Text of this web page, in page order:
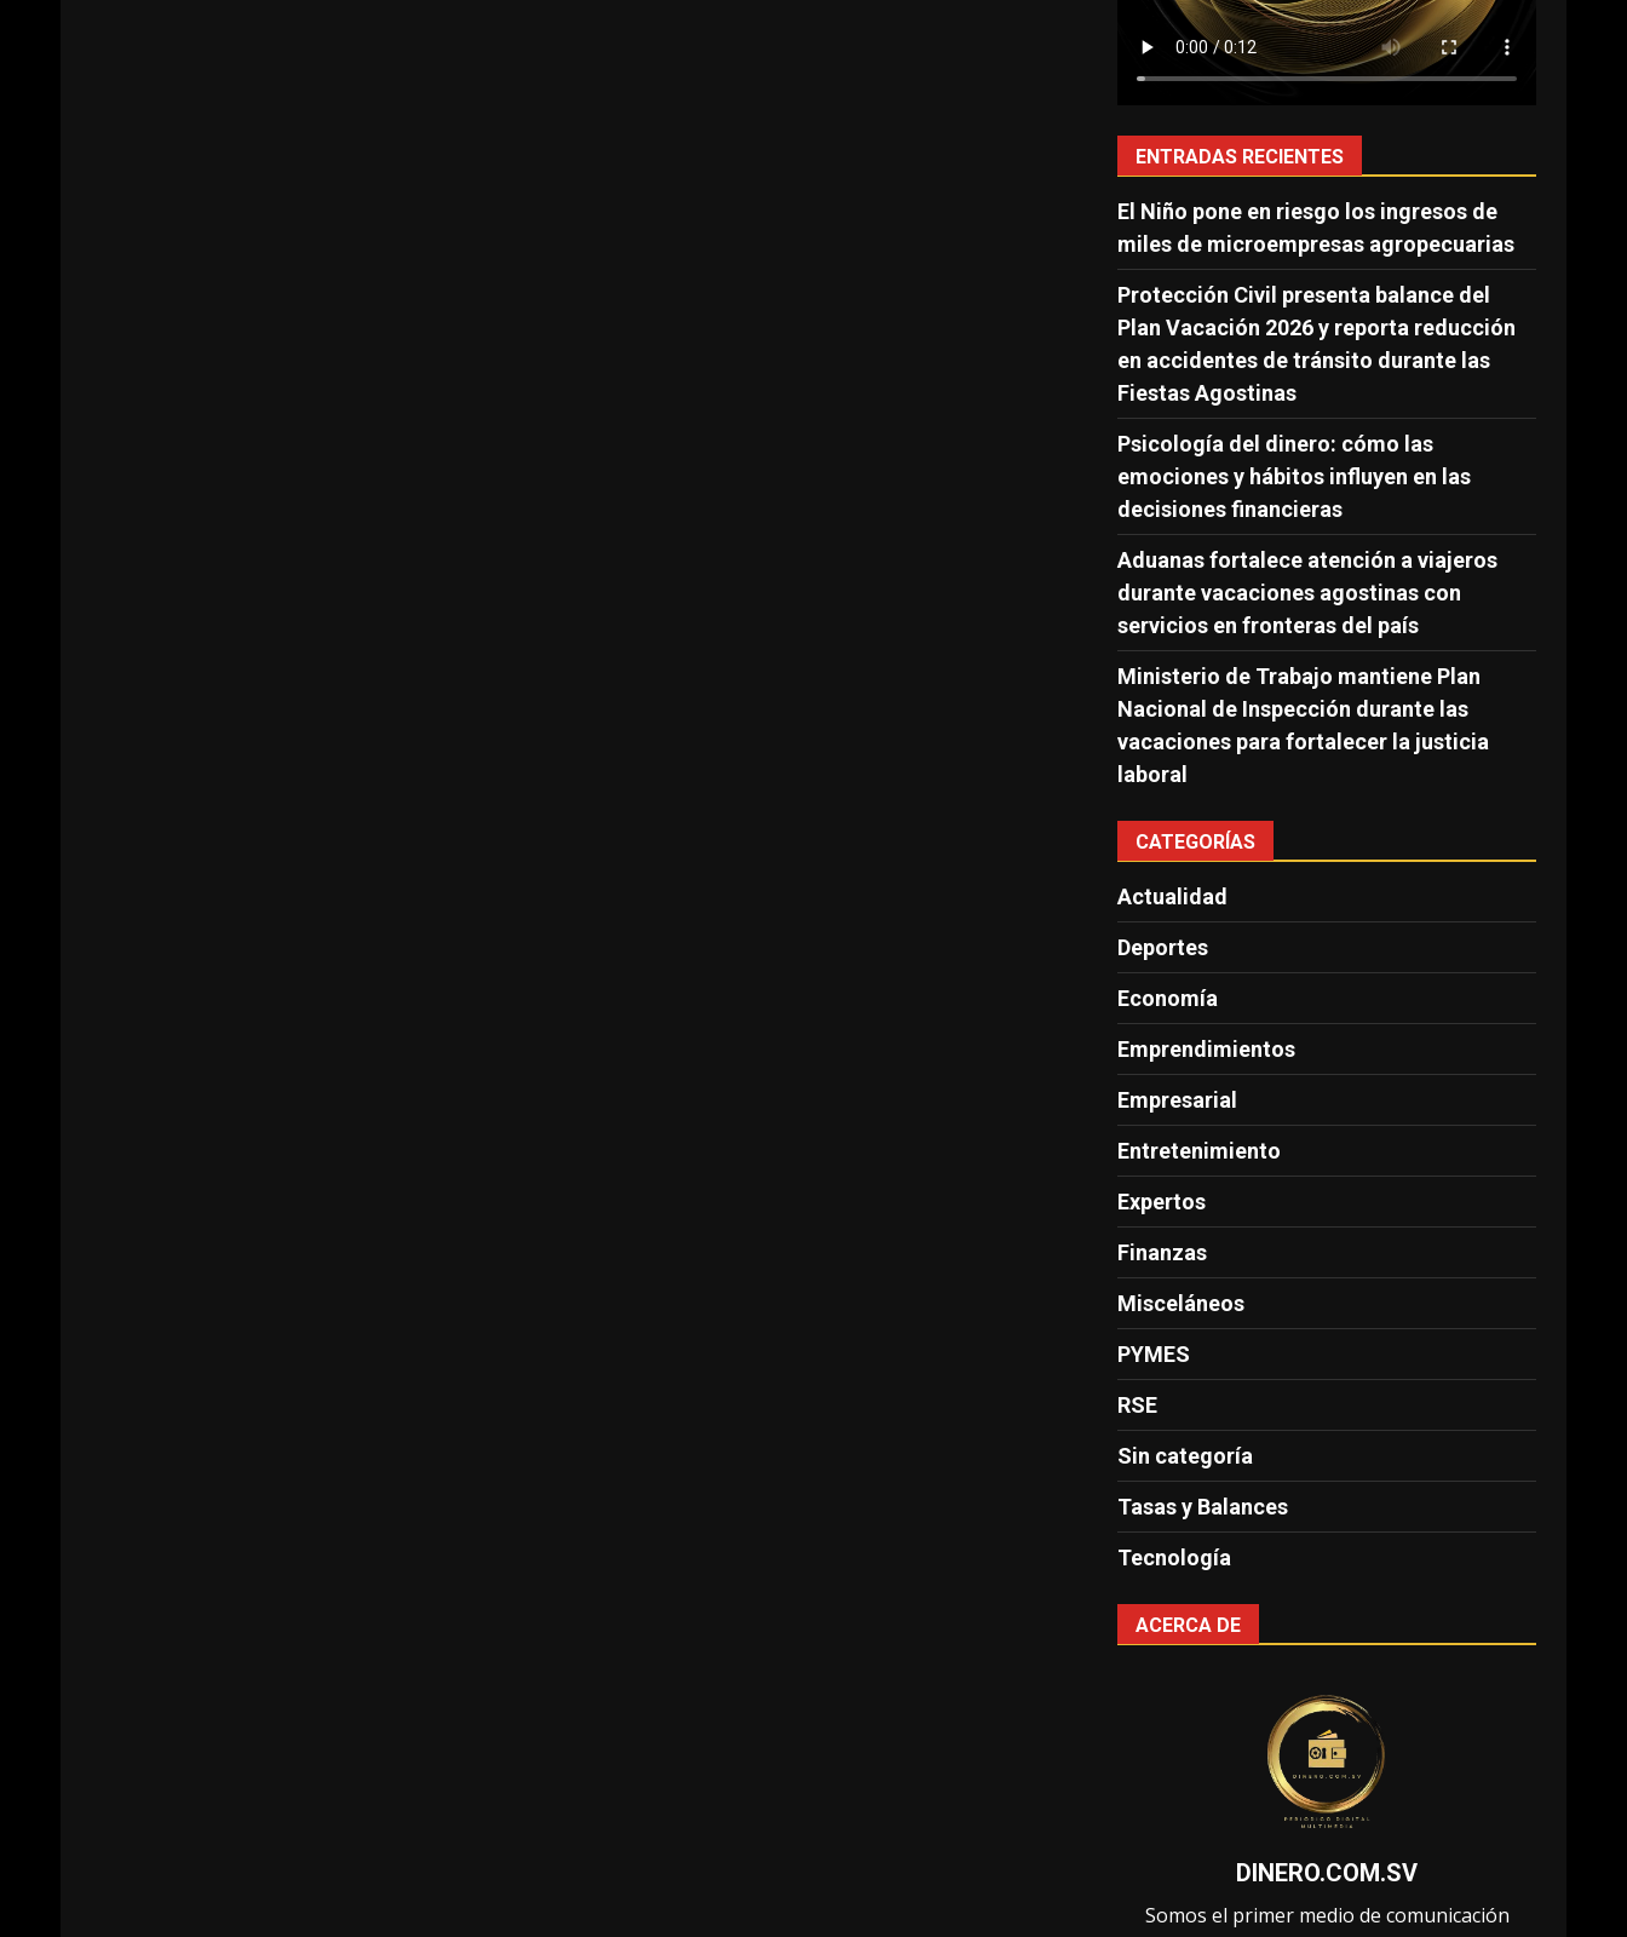
ENTRADAS RECIENTES
El Niño pone en riesgo los ingresos de
miles de microempresas agropecuarias
Protección Civil presenta balance del
Plan Vacación 2026 y reporta reducción
en accidentes de tránsito durante las
Fiestas Agostinas
Psicología del dinero: cómo las
emociones y hábitos influyen en las
decisiones financieras
Aduanas fortalece atención a viajeros
durante vacaciones agostinas con
servicios en fronteras del país
Ministerio de Trabajo mantiene Plan
Nacional de Inspección durante las
vacaciones para fortalecer la justicia
laboral
CATEGORÍAS
Actualidad
Deportes
Economía
Emprendimientos
Empresarial
Entretenimiento
Expertos
Finanzas
Misceláneos
PYMES
RSE
Sin categoría
Tasas y Balances
Tecnología
ACERCA DE
DINERO.COM.SV
Somos el primer medio de comunicación